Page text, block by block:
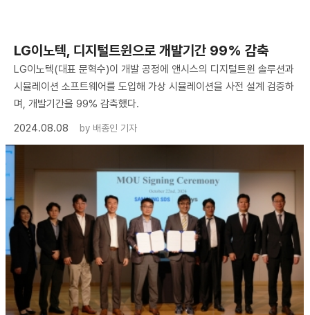
LG이노텍, 디지털트윈으로 개발기간 99% 감축
LG이노텍(대표 문혁수)이 개발 공정에 앤시스의 디지털트윈 솔루션과
시뮬레이션 소프트웨어를 도입해 가상 시뮬레이션을 사전 설계 검증하
며, 개발기간을 99% 감축했다.
2024.08.08
by 배종인 기자